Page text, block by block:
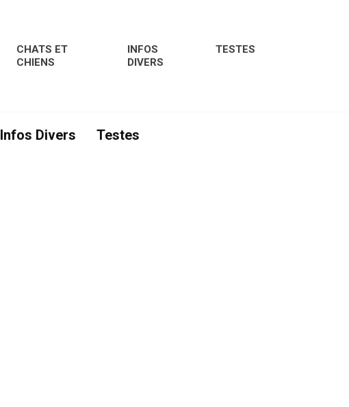
CHATS ET
CHIENS
INFOS
DIVERS
TESTES
Infos Divers Testes